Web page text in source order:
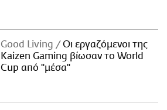
Good Living
Οι εργαζόμενοι της
Kaizen Gaming βίωσαν το World
Cup από "μέσα"